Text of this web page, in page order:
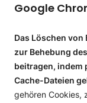
Google
Das Löschen
zur Behebung des
beitragen, indem
Cache-Dateien
gehören Cookies,